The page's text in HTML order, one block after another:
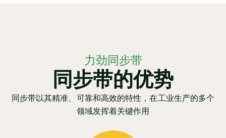
力劲同步带
同步带的优势
同步带以其精准、可靠和高效的特性，在工业生产的多个
领域发挥着关键作用